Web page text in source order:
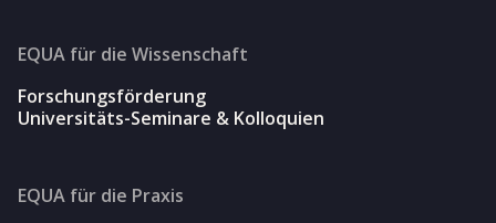
EQUA für die Wissenschaft
Forschungsförderung
Universitäts-Seminare & Kolloquien
EQUA für die Praxis